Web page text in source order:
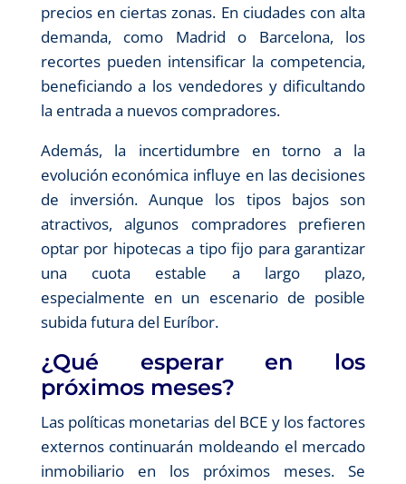
precios en ciertas zonas. En ciudades con alta
demanda, como Madrid o Barcelona, los
recortes pueden intensificar la competencia,
beneficiando a los vendedores y dificultando
la entrada a nuevos compradores.
Además, la incertidumbre en torno a la
evolución económica influye en las decisiones
de inversión. Aunque los tipos bajos son
atractivos, algunos compradores prefieren
optar por hipotecas a tipo fijo para garantizar
una cuota estable a largo plazo,
especialmente en un escenario de posible
subida futura del Euríbor.
¿Qué esperar en los
próximos meses?
Las políticas monetarias del BCE y los factores
externos continuarán moldeando el mercado
inmobiliario en los próximos meses. Se